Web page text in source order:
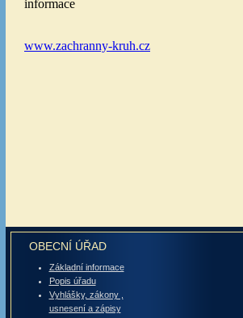
OBECNÍ ÚŘAD
Základní informace
Popis úřadu
Vyhlášky, zákony ,
usnesení a zápisy